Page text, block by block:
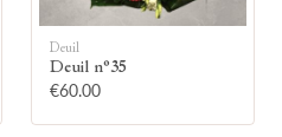
Deuil
Deuil n°35
€60.00